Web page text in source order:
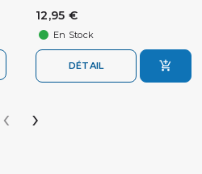
12,95 €
En Stock
DÉTAIL
‹ ›